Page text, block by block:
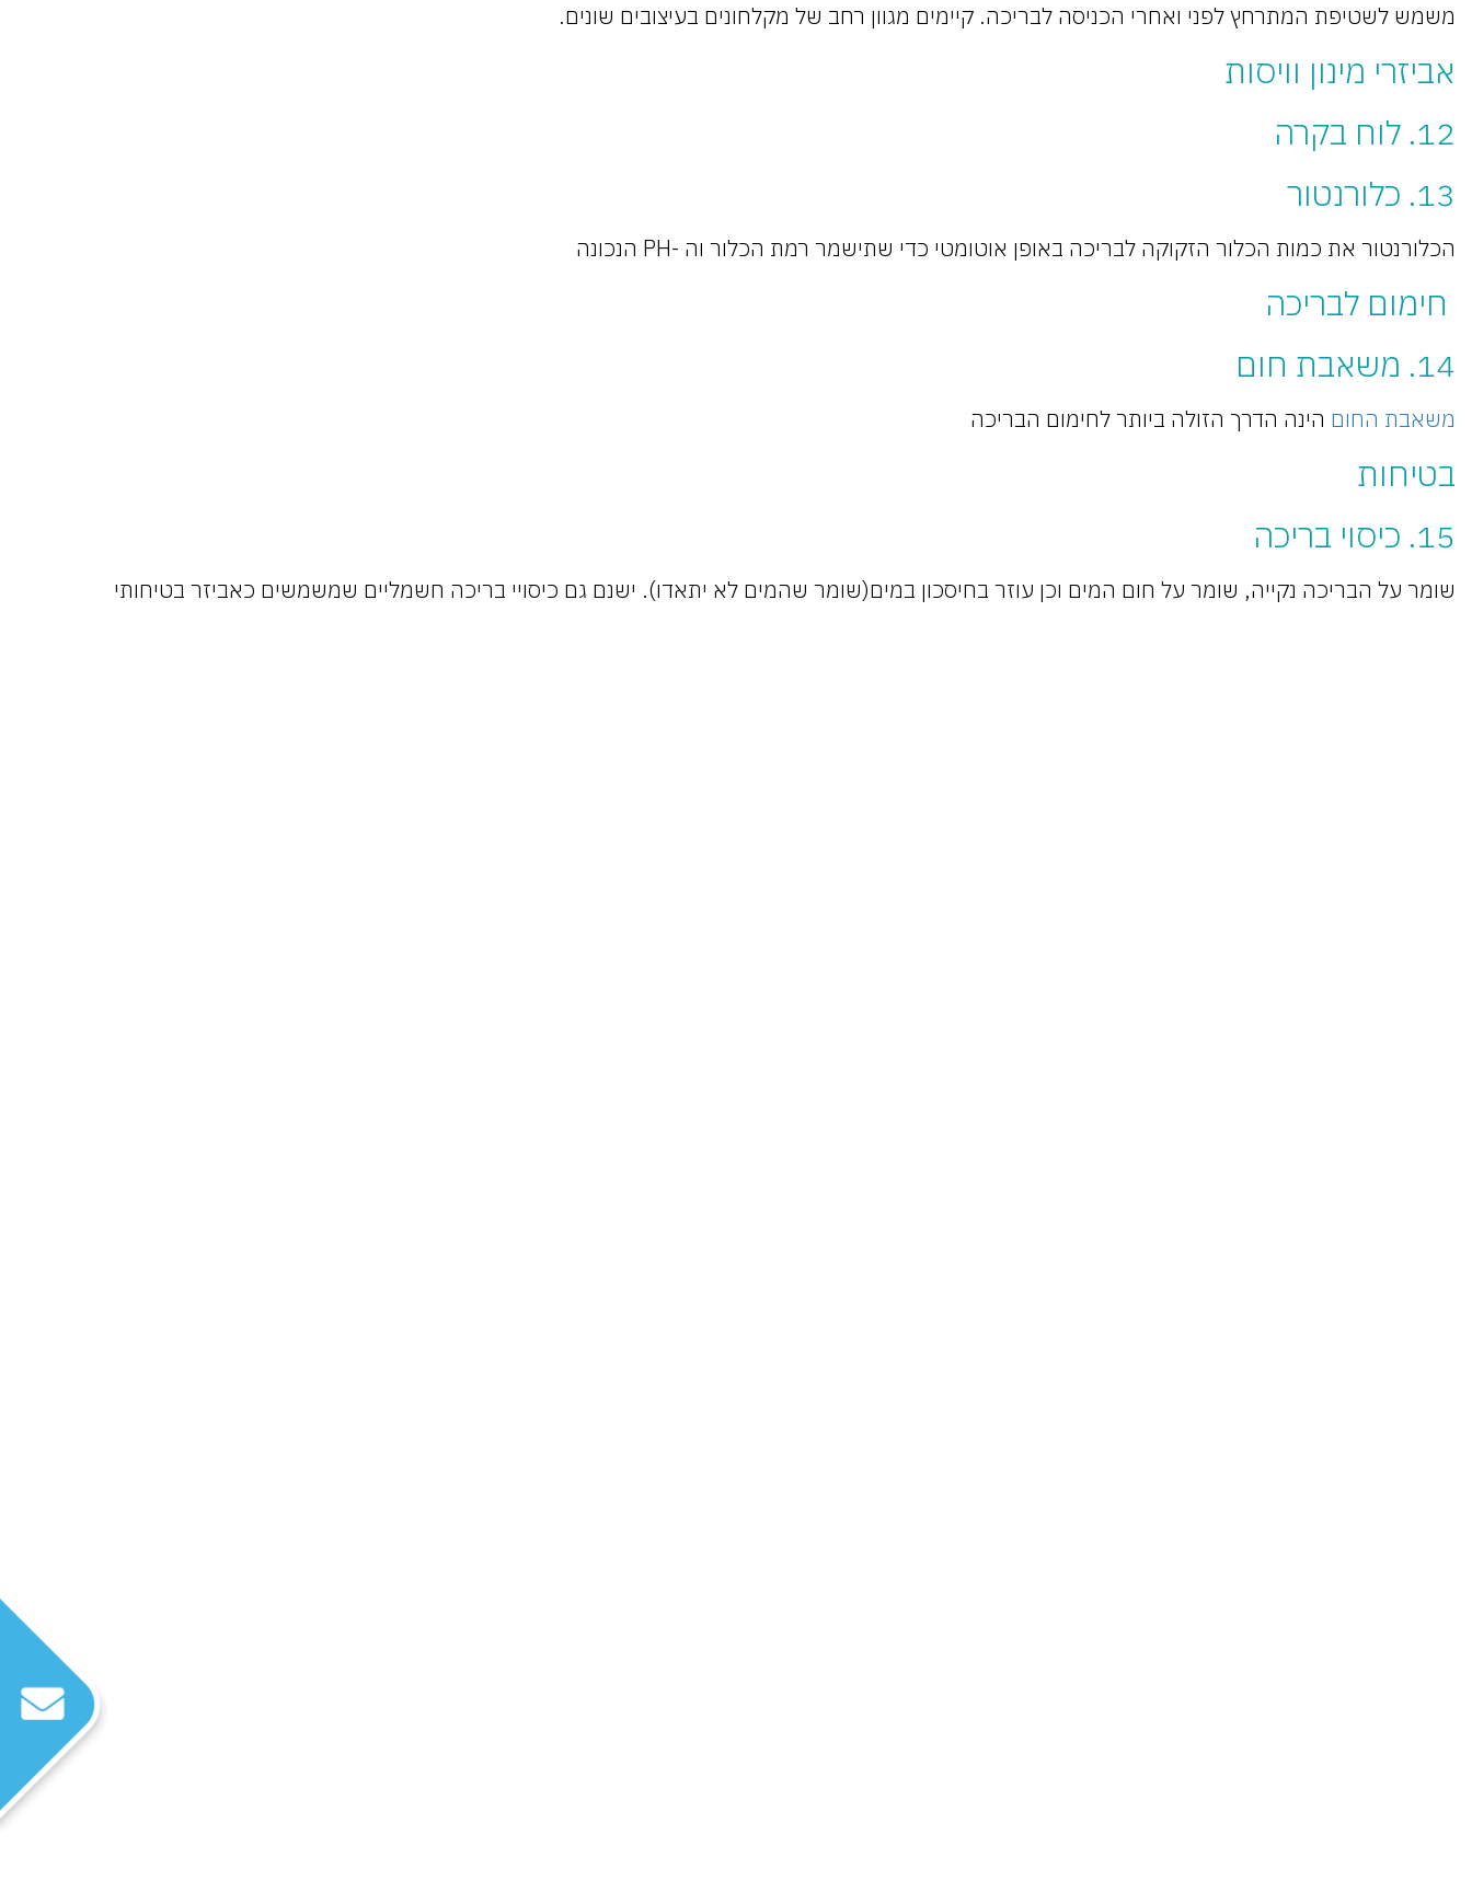
משמש לשטיפת המתרחץ לפני ואחרי הכניסה לבריכה. קיימים מגוון רחב של מקלחונים בעיצובים שונים.
אביזרי מינון וויסות
12. לוח בקרה
13. כלורנטור
הכלורנטור את כמות הכלור הזקוקה לבריכה באופן אוטומטי כדי שתישמר רמת הכלור וה -PH הנכונה
חימום לבריכה
14. משאבת חום
משאבת החום הינה הדרך הזולה ביותר לחימום הבריכה
בטיחות
15. כיסוי בריכה
שומר על הבריכה נקייה, שומר על חום המים וכן עוזר בחיסכון במים(שומר שהמים לא יתאדו). ישנם גם כיסויי בריכה חשמליים שמשמשים כאביזר בטיחותי